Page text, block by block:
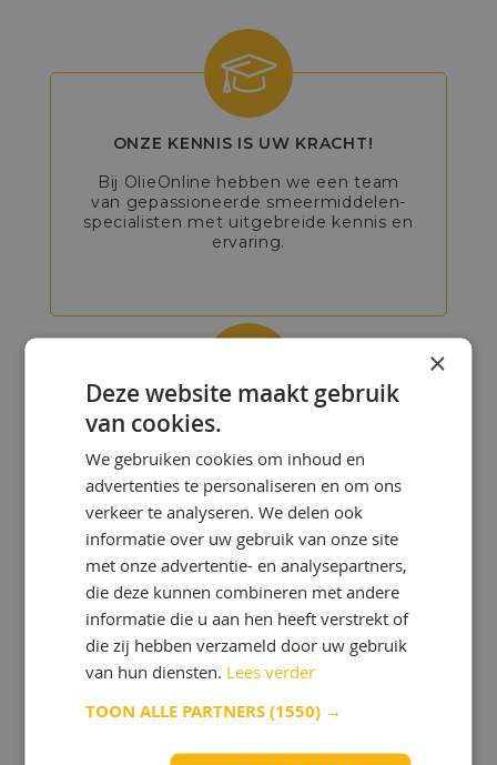
ONZE KENNIS IS UW KRACHT!
Bij OlieOnline hebben we een team
van gepassioneerde smeermiddelen-
specialisten met uitgebreide kennis en
ervaring.
GEDETAILLEERD
ADVIES
Onze experts helpen u bij het kiezen
van de beste producten, zodat u het
maximale uit uw voertuig of machine
kunt halen.
COMPROMIS
×
Deze website maakt gebruik
van cookies.
We gebruiken cookies om inhoud en
advertenties te personaliseren en om ons
verkeer te analyseren. We delen ook
informatie over uw gebruik van onze site
met onze advertentie- en analysepartners,
die deze kunnen combineren met andere
informatie die u aan hen heeft verstrekt of
die zij hebben verzameld door uw gebruik
van hun diensten. Lees verder
TOON ALLE PARTNERS(1550) →